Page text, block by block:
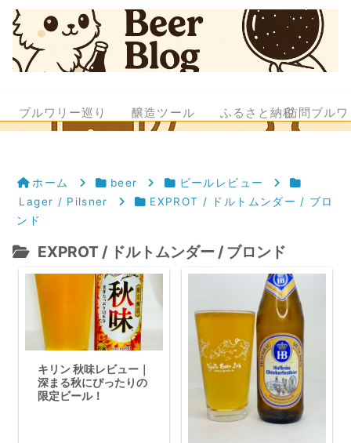
ブルワリー巡り 醸造ツール ふるさと納税訪問ブル
ホーム beer
ビールレビュー
Lager / Pilsner
EXPROT / ドルトムンダー / ブロ
ンド
EXPROT / ドルトムンダー / ブロンド
キリン 秋味レビュー｜
深まる秋にぴったりの
限定ビール！